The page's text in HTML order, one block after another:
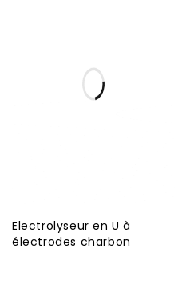
Electrolyseur en U à
électrodes charbon